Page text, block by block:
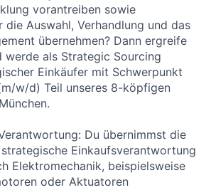
vorantreiben sowie
Auswahl, Verhandlung und das
übernehmen? Dann ergreife
werde als Strategic Sourcing
Einkäufer mit Schwerpunkt
w/d) Teil unseres 8-köpfigen
Du übernimmst die
Einkaufsverantwortung
Elektromechanik, beispielsweise
oder Aktuatoren